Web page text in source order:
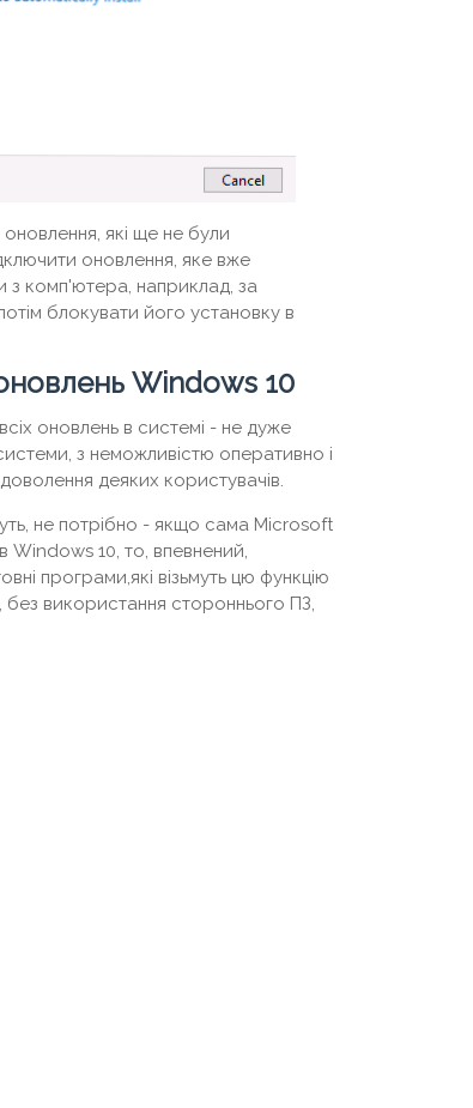
оновлення, які ще не були
оновлення, яке вже
з комп'ютера, наприклад, за
блокувати його установку в
Windows 10
оновлень в системі - не дуже
з неможливістю оперативно і
деяких користувачів.
не потрібно - якщо сама Microsoft
Windows 10, то, впевнений,
програми,які візьмуть цю функцію
без використання стороннього ПЗ,